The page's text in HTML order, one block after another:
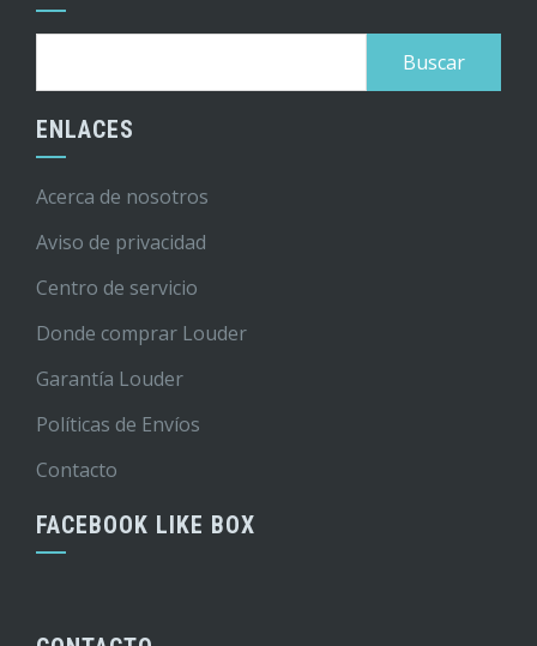
ENLACES
Acerca de nosotros
Aviso de privacidad
Centro de servicio
Donde comprar Louder
Garantía Louder
Políticas de Envíos
Contacto
FACEBOOK LIKE BOX